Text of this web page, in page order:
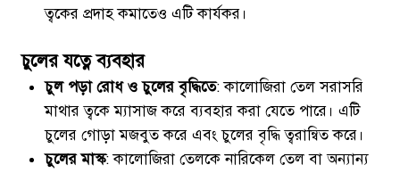
ত্বকের প্রদাহ কমাতেও এটি কার্যকর।
চুলের যত্নে ব্যবহার
চুল পড়া রোধ ও চুলের বৃদ্ধিতে: কালোজিরা তেল সরাসরি
মাথার ত্বকে ম্যাসাজ করে ব্যবহার করা যেতে পারে। এটি
চুলের গোড়া মজবুত করে এবং চুলের বৃদ্ধি ত্বরান্বিত করে।
চুলের মাস্ক: কালোজিরা তেলকে নারিকেল তেল বা অন্যান্য